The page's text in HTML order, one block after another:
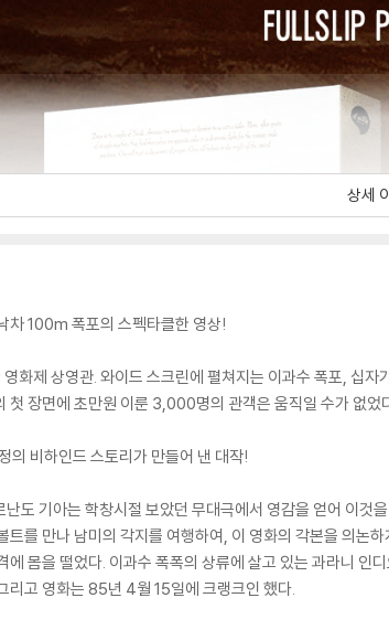
상세
차 100m 폭포의 스펙타클한 영상!
화제 상영관. 와이드 스크린에 펼쳐지는 이과수 폭포, 십
첫 장면에 초만원 이룬 3,000명의 관객은 움직일 수가 없었
의 비하인드 스토리가 만들어 낸 대작!
난도 기아는 학창시절 보았던 무대극에서 영감을 얻어 이
트를 만나 남미의 각지를 여행하여, 이 영화의 각본을 의논
에 몸을 떨었다. 이과수 폭폭의 상류에 살고 있는 과라니
리고 영화는 85년 4월 15일에 크랭크인 했다.